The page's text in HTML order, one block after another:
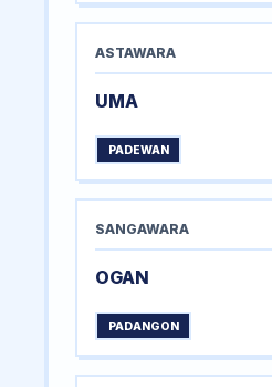
ASTAWARA
UMA
PADEWAN
SANGAWARA
OGAN
PADANGON